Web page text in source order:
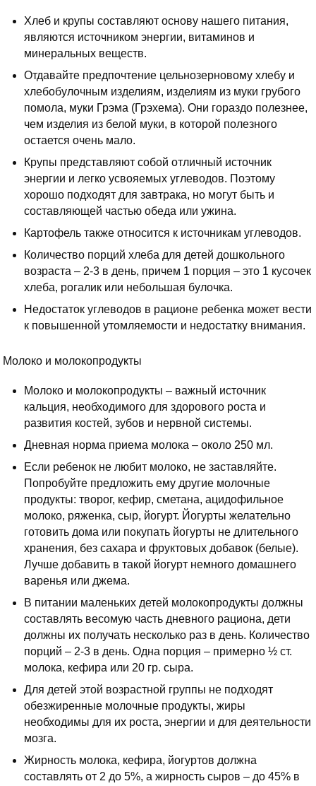
Хлеб и крупы составляют основу нашего питания,
являются источником энергии, витаминов и
минеральных веществ.
Отдавайте предпочтение цельнозерновому хлебу и
хлебобулочным изделиям, изделиям из муки грубого
помола, муки Грэма (Грэхема). Они гораздо полезнее,
чем изделия из белой муки, в которой полезного
остается очень мало.
Крупы представляют собой отличный источник
энергии и легко усвояемых углеводов. Поэтому
хорошо подходят для завтрака, но могут быть и
составляющей частью обеда или ужина.
Картофель также относится к источникам углеводов.
Количество порций хлеба для детей дошкольного
возраста – 2-3 в день, причем 1 порция – это 1 кусочек
хлеба, рогалик или небольшая булочка.
Недостаток углеводов в рационе ребенка может вести
к повышенной утомляемости и недостатку внимания.
Молоко и молокопродукты
Молоко и молокопродукты – важный источник
кальция, необходимого для здорового роста и
развития костей, зубов и нервной системы.
Дневная норма приема молока – около 250 мл.
Если ребенок не любит молоко, не заставляйте.
Попробуйте предложить ему другие молочные
продукты: творог, кефир, сметана, ацидофильное
молоко, ряженка, сыр, йогурт. Йогурты желательно
готовить дома или покупать йогурты не длительного
хранения, без сахара и фруктовых добавок (белые).
Лучше добавить в такой йогурт немного домашнего
варенья или джема.
В питании маленьких детей молокопродукты должны
составлять весомую часть дневного рациона, дети
должны их получать несколько раз в день. Количество
порций – 2-3 в день. Одна порция – примерно ½ ст.
молока, кефира или 20 гр. сыра.
Для детей этой возрастной группы не подходят
обезжиренные молочные продукты, жиры
необходимы для их роста, энергии и для деятельности
мозга.
Жирность молока, кефира, йогуртов должна
составлять от 2 до 5%, а жирность сыров – до 45% в